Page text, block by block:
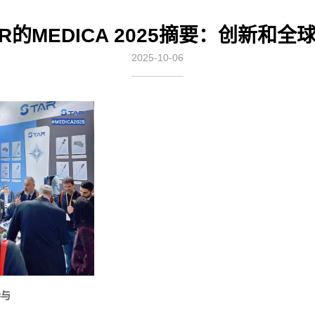
的MEDICA 2025摘要：创新和全
2025-10-06